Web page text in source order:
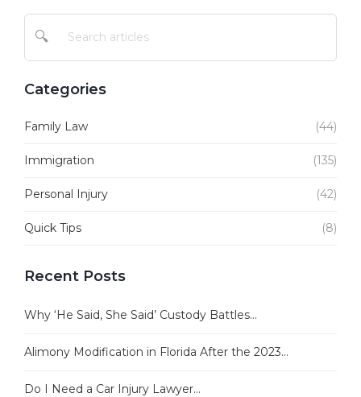
🔍
Categories
Family Law (44)
Immigration (135)
Personal Injury (42)
Quick Tips (8)
Recent Posts
Why ‘He Said, She Said’ Custody Battles...
Alimony Modification in Florida After the 2023...
Do I Need a Car Injury Lawyer...